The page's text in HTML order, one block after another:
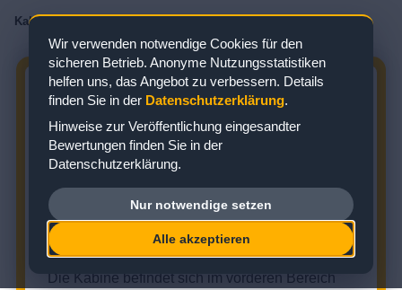
Kabinenbewertungen
AIDADIVA KABINE 9417:
BEWERTUNG ZUR INNENKABINE
Zielgebiet: Mittelmeer
INNENKABINE (KABINENNUMMER: 9417)
Kabinenbewertung:★★★★★
Die Kabine befindet sich im vorderen Bereich
Wir verwenden notwendige Cookies für den
sicheren Betrieb. Anonyme Nutzungsstatistiken
helfen uns, das Angebot zu verbessern. Details
finden Sie in der Datenschutzerklärung.
Hinweise zur Veröffentlichung eingesandter
Bewertungen finden Sie in der
Datenschutzerklärung.
Nur notwendige setzen
Alle akzeptieren